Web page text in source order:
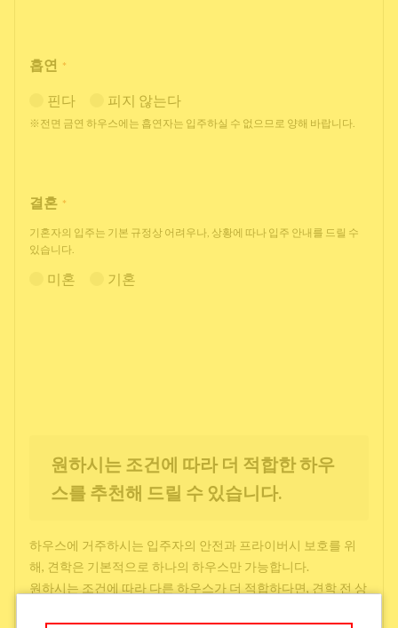
흡연 *
핀다 피지 않는다
※전면 금연 하우스에는 흡연자는 입주하실 수 없으므로 양해 바랍니다.
결혼 *
기혼자의 입주는 기본 규정상 어려우나, 상황에 따나 입주 안내를 드릴 수
있습니다.
미혼 기혼
원하시는 조건에 따라 더 적합한 하우
스를 추천해 드릴 수 있습니다.
하우스에 거주하시는 입주자의 안전과 프라이버시 보호를 위
해, 견학은 기본적으로 하나의 하우스만 가능합니다.
원하시는 조건에 따라 다른 하우스가 더 적합하다면, 견학 전 상